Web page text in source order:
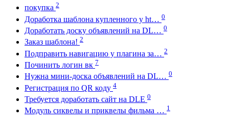
покупка 2
Доработка шаблона купленного у ht… 0
Доработать доску объявлений на DL… 0
Заказ шаблона! 2
Подправить навигацию у плагина за… 2
Починить логин вк 7
Нужна мини-доска объявлений на DL… 0
Регистрация по QR коду 4
Требуется доработать сайт на DLE 0
Модуль сиквелы и приквелы фильма … 1